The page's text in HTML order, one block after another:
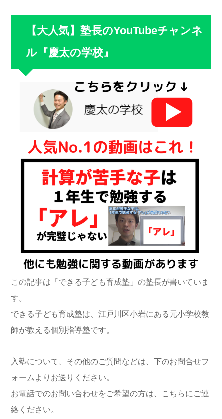
【大人気】塾長のYouTubeチャンネ
ル『慶太の学校』
この記事は「できる子ども育成塾」の塾長が書いていま
す。
できる子ども育成塾は、江戸川区小岩にある元小学校教
師が教える個別指導塾です。
入塾について、その他のご質問などは、下のお問合せフ
ォームよりお送りください。
お電話でのお問い合わせをご希望の方は、こちらにご連
絡ください。